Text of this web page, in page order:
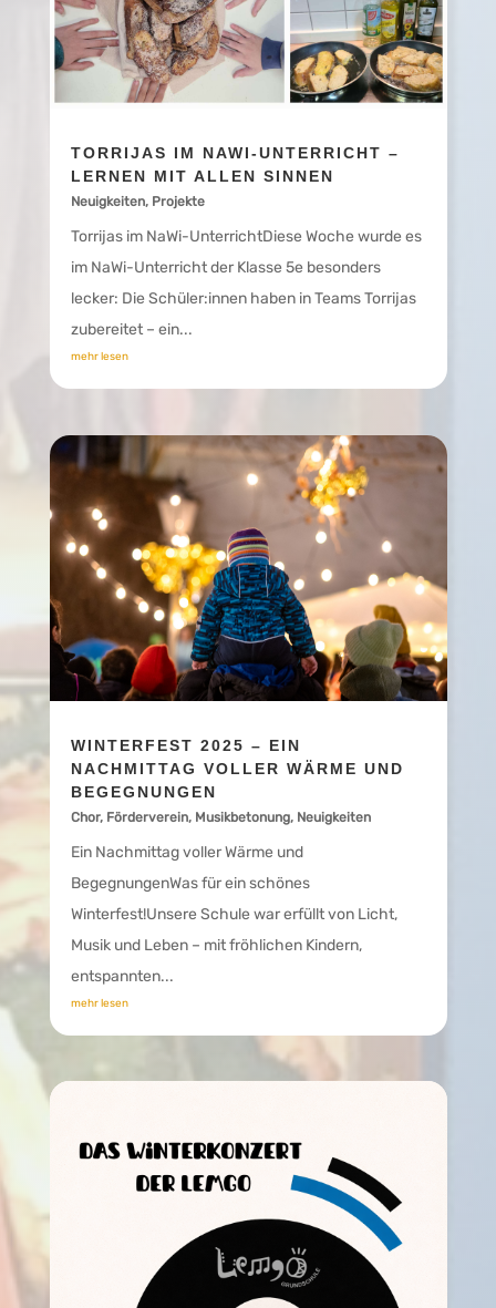
TORRIJAS IM NAWI-UNTERRICHT –
LERNEN MIT ALLEN SINNEN
Neuigkeiten, Projekte
Torrijas im NaWi-UnterrichtDiese Woche wurde es
im NaWi-Unterricht der Klasse 5e besonders
lecker: Die Schüler:innen haben in Teams Torrijas
zubereitet – ein...
mehr lesen
WINTERFEST 2025 – EIN
NACHMITTAG VOLLER WÄRME UND
BEGEGNUNGEN
Chor, Förderverein, Musikbetonung, Neuigkeiten
Ein Nachmittag voller Wärme und
BegegnungenWas für ein schönes
Winterfest!Unsere Schule war erfüllt von Licht,
Musik und Leben – mit fröhlichen Kindern,
entspannten...
mehr lesen